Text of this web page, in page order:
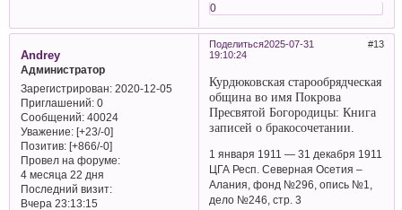
0
Поделиться 13
2025-07-31
19:10:24
Andrey
Администратор
Зарегистрирован: 2020-12-05
Приглашений:0
Сообщений:40024
Уважение: [+23/-0]
Позитив: [+866/-0]
Провел на форуме:
4 месяца 22 дня
Последний визит:
Вчера 23:13:15
Курдюковская старообрядческая
община во имя Покрова
Пресвятой Богородицы: Книга
записей о бракосочетании.
1 января 1911 — 31 декабря 1911
ЦГА Респ. Северная Осетия –
Алания, фонд №296, опись №1,
дело №246, стр. 3